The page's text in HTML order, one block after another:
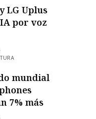
LG Uplus
por voz
mundial
7% más